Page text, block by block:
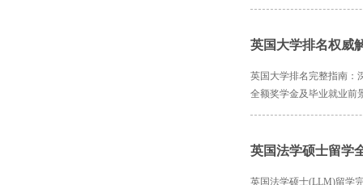
英国大学排名权威
英国大学排名完整指南：
全额奖学金及毕业就业前
英国法学硕士留学
英国法学硕士(LLM)留学